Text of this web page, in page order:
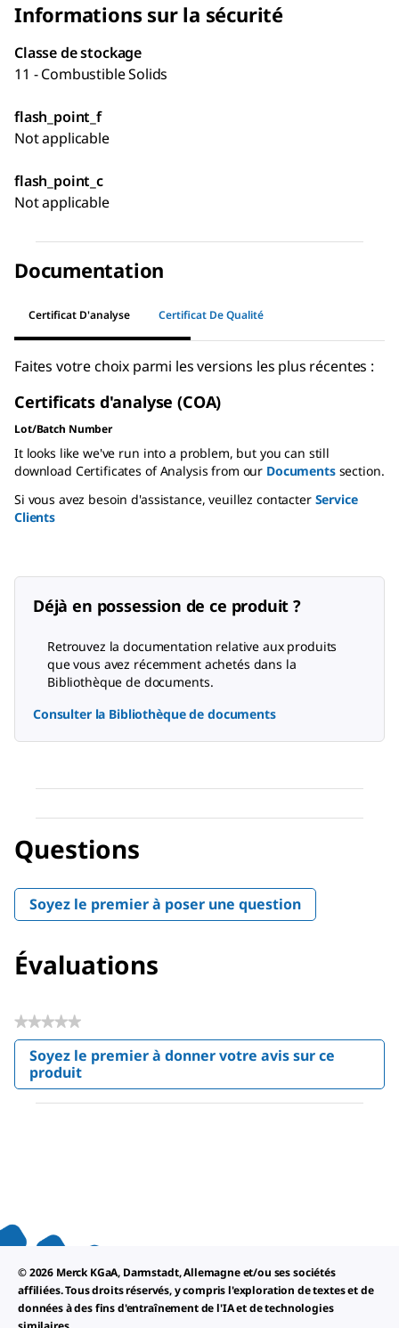
Informations sur la sécurité
Classe de stockage
11 - Combustible Solids
flash_point_f
Not applicable
flash_point_c
Not applicable
Documentation
Certificat D'analyse Certificat De Qualité
Faites votre choix parmi les versions les plus récentes :
Certificats d'analyse (COA)
Lot/Batch Number
It looks like we've run into a problem, but you can still
download Certificates of Analysis from our Documentssection.
Si vous avez besoin d'assistance, veuillez contacter Service
Clients
Déjà en possession de ce produit ?
Retrouvez la documentation relative aux produits
que vous avez récemment achetés dans la
Bibliothèque de documents.
Consulter la Bibliothèque de documents
Questions
Soyez le premier à poser une question
Évaluations
★★★★★
Aucune
valeur
notation
Soyez le premier à donner votre avis sur ce
produit
Cette
action
© 2026 Merck KGaA, Darmstadt, Allemagne et/ou ses sociétés
affiliées. Tous droits réservés, y compris l'exploration de textes et de
données à des fins d'entraînement de l'IA et de technologies